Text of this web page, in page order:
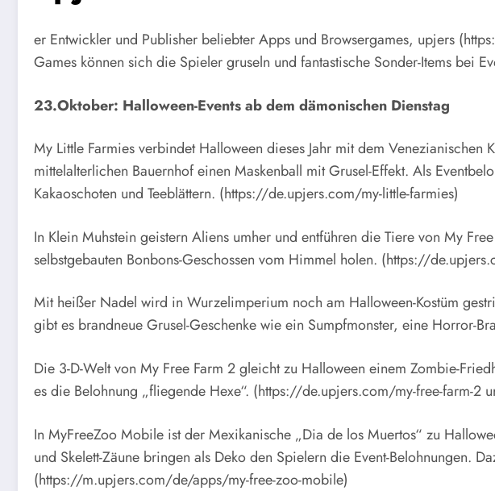
er Entwickler und Publisher beliebter Apps und Browsergames, upjers
Games können sich die Spieler gruseln und fantastische Sonder-Items bei
23.Oktober: Halloween-Events ab dem dämonischen Dienstag
My Little Farmies verbindet Halloween dieses Jahr mit dem
mittelalterlichen Bauernhof einen Maskenball mit Grusel-Effekt. Als
Kakaoschoten und Teeblättern. (https://de.upjers.com/my-little-farmies)
In Klein Muhstein geistern Aliens umher und entführen die Tiere von My
selbstgebauten Bonbons-Geschossen vom Himmel holen. (https://
Mit heißer Nadel wird in Wurzelimperium noch am Halloween-Kostüm
gibt es brandneue Grusel-Geschenke wie ein Sumpfmonster, eine
Die 3-D-Welt von My Free Farm 2 gleicht zu Halloween einem Zombie-
es die Belohnung „fliegende Hexe“. (https://de.upjers.com/my-free-farm-
In MyFreeZoo Mobile ist der Mexikanische „Dia de los Muertos“ zu
und Skelett-Zäune bringen als Deko den Spielern die Event-Belohnungen.
(https://m.upjers.com/de/apps/my-free-zoo-mobile)